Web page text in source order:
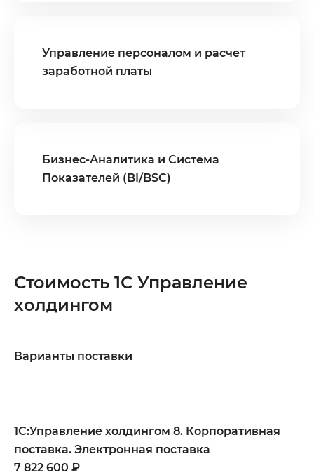
Управление персоналом и расчет
заработной платы
Бизнес-Аналитика и Система
Показателей (BI/BSC)
Стоимость 1С Управление
холдингом
Варианты поставки
1С:Управление холдингом 8. Корпоративная
поставка. Электронная поставка
7 822 600 ₽